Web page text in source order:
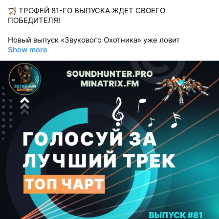
ТРОФЕЙ 81-ГО ВЫПУСКА ЖДЕТ СВОЕГО
ПОБЕДИТЕЛЯ!
Новый выпуск «Звукового Охотника» уже ловит
Show more